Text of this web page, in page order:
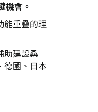
機會。
能重疊的理
助建設桑
德國、日本